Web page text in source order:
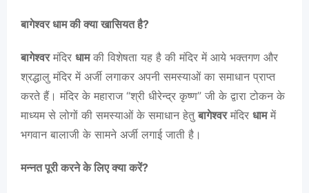
बागेश्वर धाम की क्या खासियत है?
बागेश्वरमंदिर धामकी विशेषता यह है की मंदिर में आये भक्तगण और
श्रद्धालु मंदिर में अर्जी लगाकर अपनी समस्याओं का समाधान प्राप्त
करते हैं। मंदिर के महाराज “श्री धीरेन्द्र कृष्ण” जी के द्वारा टोकन के
माध्यम से लोगों की समस्याओं के समाधान हेतुबागेश्वरमंदिर धाममें
भगवान बालाजी के सामने अर्जी लगाई जाती है।
मन्नत पूरी करने के लिए क्या करें?